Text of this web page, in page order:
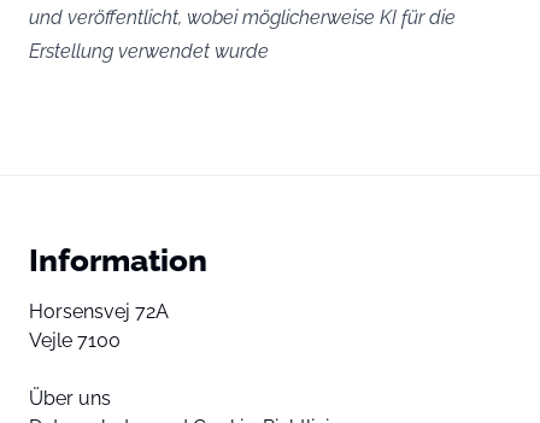
und veröffentlicht, wobei möglicherweise KI für die
Erstellung verwendet wurde
Information
Horsensvej 72A
Vejle 7100
Über uns